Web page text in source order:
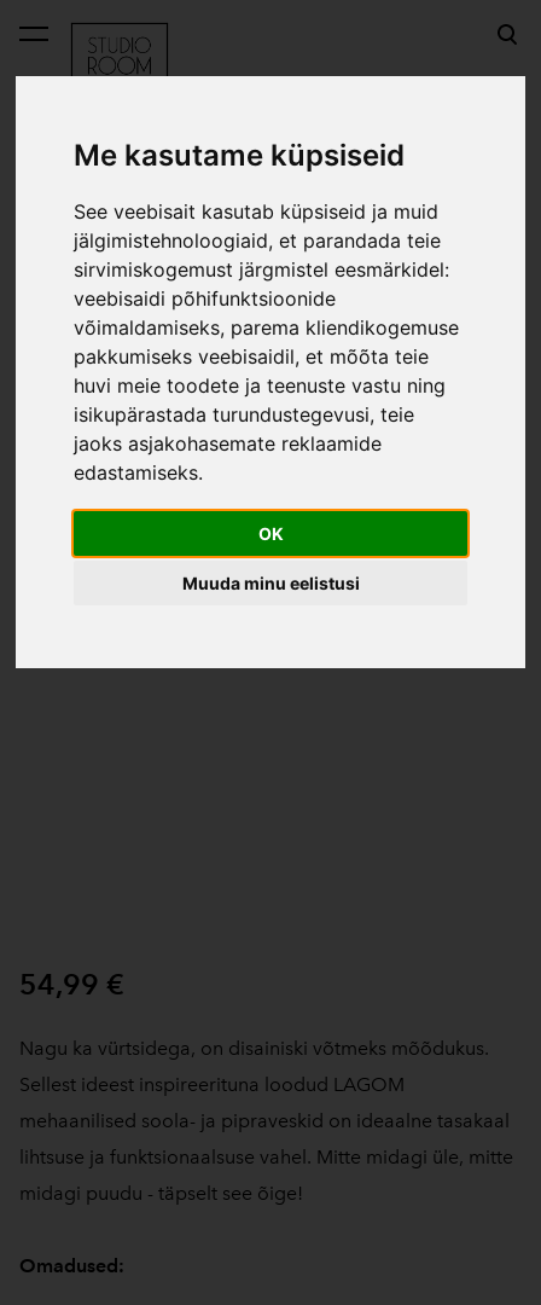
Me kasutame küpsiseid
See veebisait kasutab küpsiseid ja muid
jälgimistehnoloogiaid, et parandada teie
sirvimiskogemust järgmistel eesmärkidel:
veebisaidi põhifunktsioonide
võimaldamiseks, parema kliendikogemuse
pakkumiseks veebisaidil,et mõõta teie
huvi meie toodete ja teenuste vastu ning
isikupärastada turundustegevusi,teie
jaoks asjakohasemate reklaamide
edastamiseks.
OK
Muuda minu eelistusi
lisati ostukorvi.
Soola- ja pipraveski
komplekt LAGOM -
salvei
54,99 €
Nagu ka vürtsidega, on disainiski võtmeks mõõdukus.
Sellest ideest inspireerituna loodud LAGOM
mehaanilised soola- ja pipraveskid on ideaalne tasakaal
lihtsuse ja funktsionaalsuse vahel. Mitte midagi üle, mitte
midagi puudu - täpselt see õige!
Omadused: